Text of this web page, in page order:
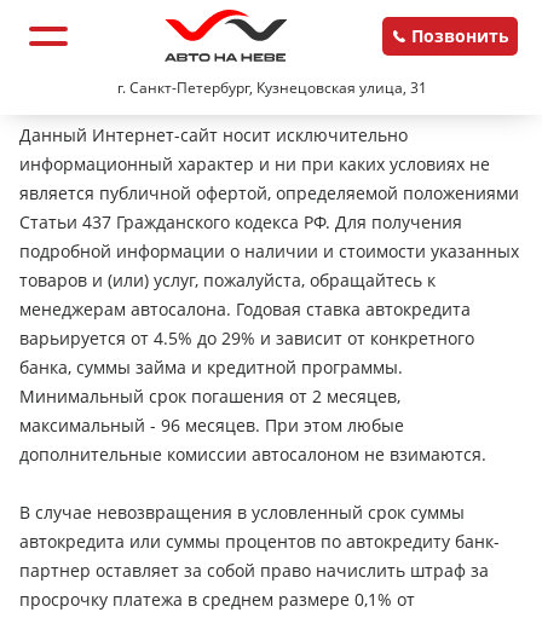
г. Санкт-Петербург, Кузнецовская улица, 31
Позвонить
Данный Интернет-сайт носит исключительно
информационный характер и ни при каких условиях не
является публичной офертой, определяемой положениями
Статьи 437 Гражданского кодекса РФ. Для получения
подробной информации о наличии и стоимости указанных
товаров и (или) услуг, пожалуйста, обращайтесь к
менеджерам автосалона. Годовая ставка автокредита
варьируется от 4.5% до 29% и зависит от конкретного
банка, суммы займа и кредитной программы.
Минимальный срок погашения от 2 месяцев,
максимальный - 96 месяцев. При этом любые
дополнительные комиссии автосалоном не взимаются.
В случае невозвращения в условленный срок суммы
автокредита или суммы процентов по автокредиту банк-
партнер оставляет за собой право начислить штраф за
просрочку платежа в среднем размере 0,1% от